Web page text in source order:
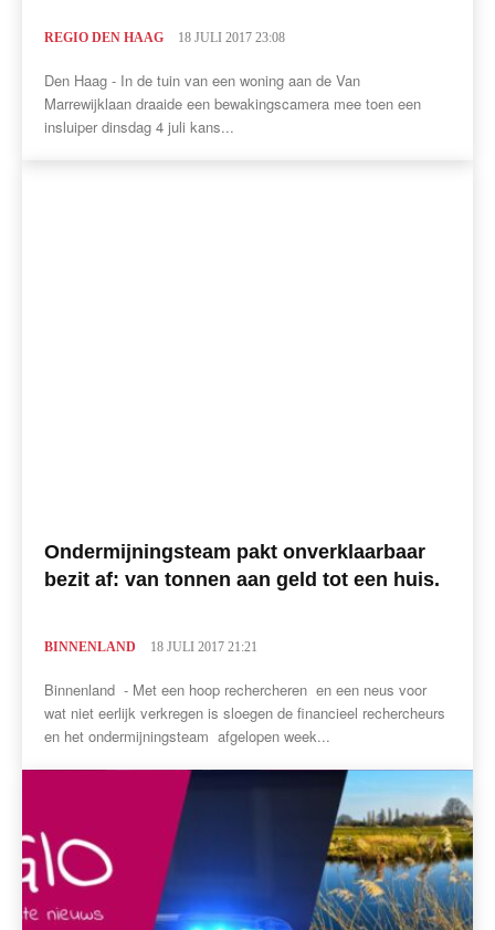
REGIO DEN HAAG 18 JULI 2017 23:08
Den Haag - In de tuin van een woning aan de Van
Marrewijklaan draaide een bewakingscamera mee toen een
insluiper dinsdag 4 juli kans...
Ondermijningsteam pakt onverklaarbaar
bezit af: van tonnen aan geld tot een huis.
BINNENLAND 18 JULI 2017 21:21
Binnenland - Met een hoop rechercheren en een neus voor
wat niet eerlijk verkregen is sloegen de financieel rechercheurs
en het ondermijningsteam afgelopen week...